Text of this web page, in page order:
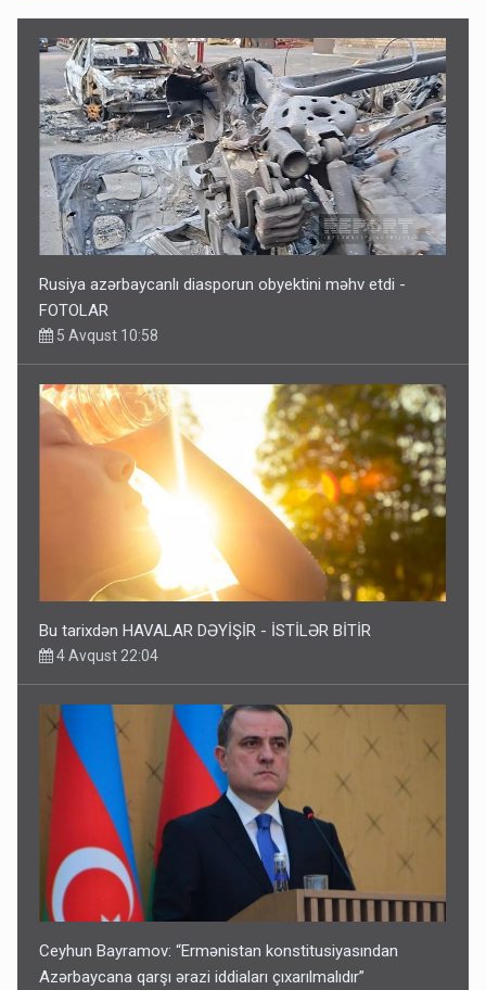
Rusiya azərbaycanlı diasporun obyektini məhv etdi -
FOTOLAR
5 Avqust 10:58
Bu tarixdən HAVALAR DƏYİŞİR - İSTİLƏR BİTİR
4 Avqust 22:04
Ceyhun Bayramov: “Ermənistan konstitusiyasından
Azərbaycana qarşı ərazi iddiaları çıxarılmalıdır”